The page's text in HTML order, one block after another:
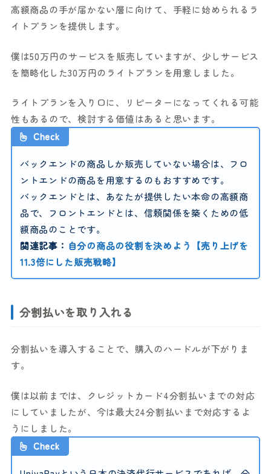
高額商品の手が届かない層に向けて、手軽に始められるラ
イトプランを提供します。
僕は50万円のサービスを販売していますが、少しサービス
を簡略化した30万円のライトプランを用意しました。
ライトプランを入り口に、リピーターになってくれる可能
性もあるので、検討する価値はあると思います。
Check
バックエンドの商品しか販売していない場合は、フロ
ントエンドの商品を用意するのもおすすめです。
バックエンドとは、あなたが提供したい本命の高額商
品で、フロントエンドとは、信頼関係を築くための低
額商品のことです。
関連記事： 自分の商品の役割を決めよう【売り上げを
11.3倍にした販売戦略】
分割払いを取り入れる
分割払いを導入することで、購入のハードルが下がりま
す。
僕は以前までは、クレジットカード4分割払いまでの対応
にしていましたが、今は最大24分割払いまで対応するよ
うにしました。
Check